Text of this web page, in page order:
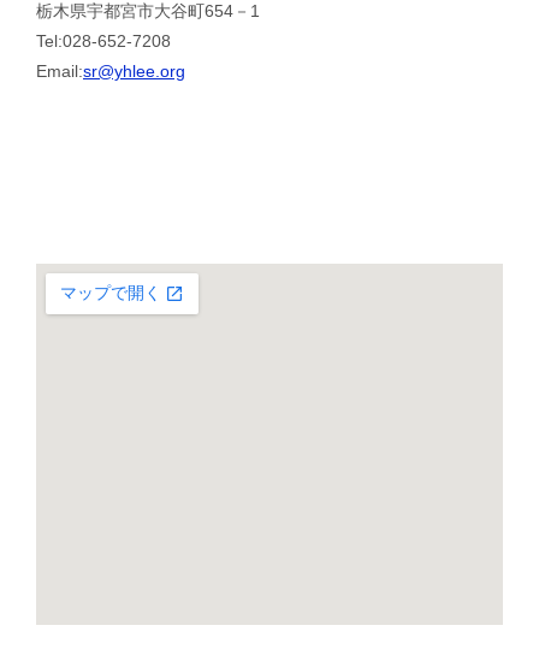
栃木県宇都宮市大谷町654－1
Tel:028-652-7208
Email:sr@yhlee.org